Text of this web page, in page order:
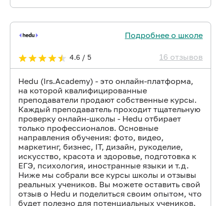
Подробнее о школе
4.6 / 5 16 отзывов
Hedu (Irs.Academy) - это онлайн-платформа,
на которой квалифицированные
преподаватели продают собственные курсы.
Каждый преподаватель проходит тщательную
проверку онлайн-школы - Hedu отбирает
только профессионалов. Основные
направления обучения: фото, видео,
маркетинг, бизнес, IT, дизайн, рукоделие,
искусство, красота и здоровье, подготовка к
ЕГЭ, психология, иностранные языки и т.д.
Ниже мы собрали все курсы школы и отзывы
реальных учеников. Вы можете оставить свой
отзыв о Hedu и поделиться своим опытом, что
будет полезно для потенциальных учеников.